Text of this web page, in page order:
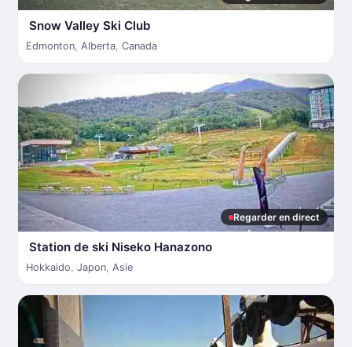
Snow Valley Ski Club
Edmonton, Alberta, Canada
Regarder en direct
Station de ski Niseko Hanazono
Hokkaido, Japon, Asie